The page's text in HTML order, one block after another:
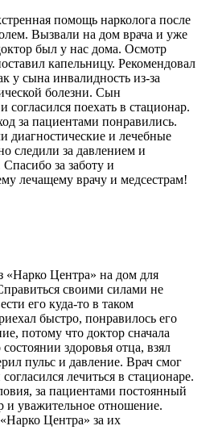
помощь нарколога после
Вызвали на дом врача и уже
был у нас дома. Осмотр
капельницу. Рекомендовал
у сына инвалидность из-за
болезни. Сын
поехать в стационар.
за пациентами понравились.
диагностические и лечебные
следили за давлением и
за заботу и
лечащему врачу и медсестрам!
«Нарко Центра» на дом для
своими силами не
его куда-то в таком
быстро, понравилось его
потому что доктор сначала
здоровья отца, взял
пульс и давление. Врач смог
лечиться в стационаре.
за пациентами постоянный
уважительное отношение.
Центра» за их